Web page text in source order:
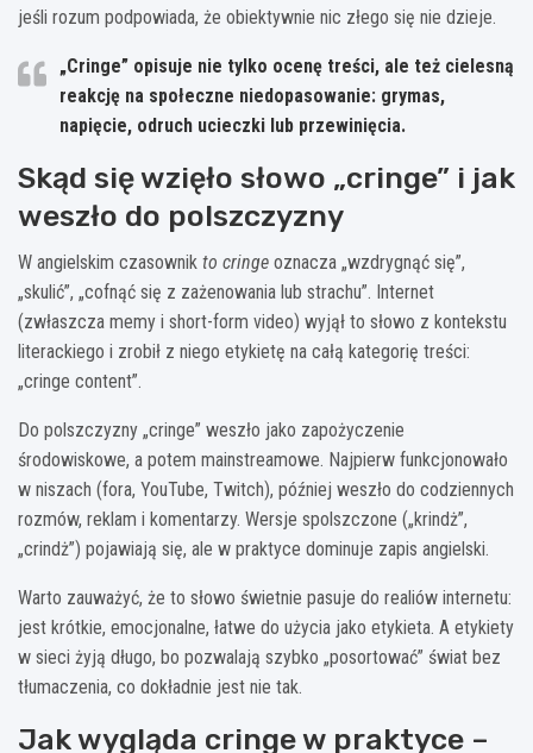
jeśli rozum podpowiada, że obiektywnie nic złego się nie dzieje.
„Cringe” opisuje nie tylko ocenę treści, ale też cielesną
reakcję na społeczne niedopasowanie: grymas,
napięcie, odruch ucieczki lub przewinięcia.
Skąd się wzięło słowo „cringe” i jak
weszło do polszczyzny
W angielskim czasownik to cringe oznacza „wzdrygnąć się”,
„skulić”, „cofnąć się z zażenowania lub strachu”. Internet
(zwłaszcza memy i short-form video) wyjął to słowo z kontekstu
literackiego i zrobił z niego etykietę na całą kategorię treści:
„cringe content”.
Do polszczyzny „cringe” weszło jako zapożyczenie
środowiskowe, a potem mainstreamowe. Najpierw funkcjonowało
w niszach (fora, YouTube, Twitch), później weszło do codziennych
rozmów, reklam i komentarzy. Wersje spolszczone („krindż”,
„crindż”) pojawiają się, ale w praktyce dominuje zapis angielski.
Warto zauważyć, że to słowo świetnie pasuje do realiów internetu:
jest krótkie, emocjonalne, łatwe do użycia jako etykieta. A etykiety
w sieci żyją długo, bo pozwalają szybko „posortować” świat bez
tłumaczenia, co dokładnie jest nie tak.
Jak wygląda cringe w praktyce –